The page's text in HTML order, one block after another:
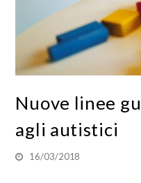
Nuove linee
agli autistici
16/03/2018